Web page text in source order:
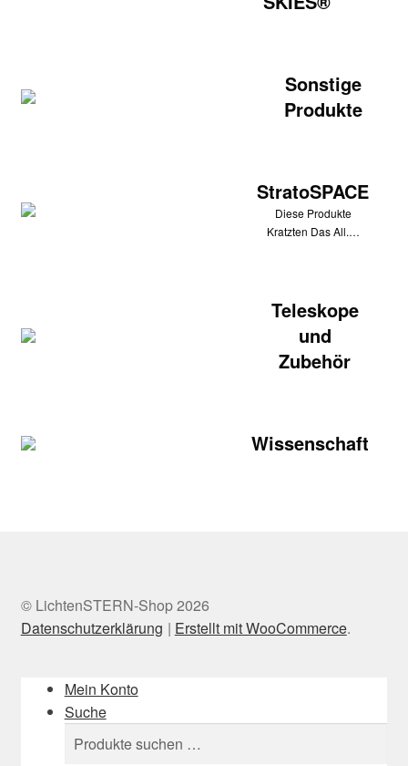
Sonstige
Produkte
StratoSPACE
Diese Produkte
Kratzten Das All.…
Teleskope
und
Zubehör
Wissenschaft
© LichtenSTERN-Shop 2026
Datenschutzerklärung
Erstellt mit WooCommerce.
Mein Konto
Suche
Suchen
nach:
Suchen